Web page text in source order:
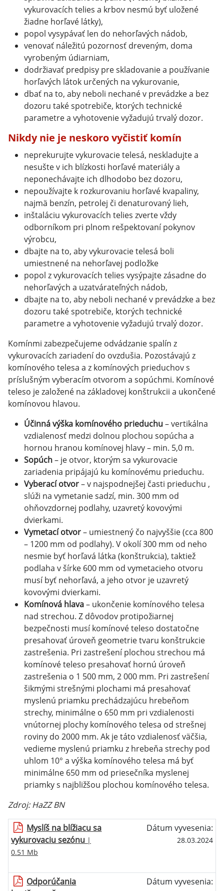
vykurovacích telies a krbov nesmú byť uložené
žiadne horľavé látky),
popol vysypávať len do nehorľavých nádob,
venovať náležitú pozornosť dreveným, doma
vyrobeným údiarniam,
dodržiavať predpisy pre skladovanie a používanie
horľavých látok určených na vykurovanie,
dbať na to, aby neboli nechané v prevádzke a bez
dozoru také spotrebiče, ktorých technické
parametre a vyhotovenie vyžadujú trvalý dozor.
Nikdy nie je neskoro vyčistiť komín
neprekurujte vykurovacie telesá, neskladujte a
nesušte v ich blízkosti horľavé materiály a
neponechávajte ich dlhodobo bez dozoru,
nepoužívajte k rozkurovaniu horľavé kvapaliny,
najmä benzín, petrolej či denaturovaný lieh,
inštaláciu vykurovacích telies zverte vždy
odborníkom pri plnom rešpektovaní pokynov
výrobcu,
dbajte na to, aby vykurovacie telesá boli
umiestnené na nehorľavej podložke
popol z vykurovacích telies vysýpajte zásadne do
nehorľavých a uzatvárateľných nádob,
dbajte na to, aby neboli nechané v prevádzke a bez
dozoru také spotrebiče, ktorých technické
parametre a vyhotovenie vyžadujú trvalý dozor.
Komínmi zabezpečujeme odvádzanie spalín z
vykurovacích zariadení do ovzdušia. Pozostávajú z
komínového telesa a z komínových prieduchov s
príslušným vyberacím otvorom a sopúchmi. Komínové
teleso je založené na základovej konštrukcii a ukončené
komínovou hlavou.
Účinná výška komínového prieduchu– vertikálna
vzdialenosť medzi dolnou plochou sopúcha a
hornou hranou komínovej hlavy – min. 5,0 m.
Sopúch– je otvor, ktorým sa vykurovacie
zariadenia pripájajú ku komínovému prieduchu.
Vyberací otvor– v najspodnejšej časti prieduchu ,
slúži na vymetanie sadzí, min. 300 mm od
ohňovzdornej podlahy, uzavretý kovovými
dvierkami.
Vymetací otvor– umiestnený čo najvyššie (cca 800
– 1200 mm od podlahy). V okolí 300 mm od neho
nesmie byť horľavá látka (konštrukcia), taktiež
podlaha v šírke 600 mm od vymetacieho otvoru
musí byť nehorľavá, a jeho otvor je uzavretý
kovovými dvierkami.
Komínová hlava– ukončenie komínového telesa
nad strechou. Z dôvodov protipožiarnej
bezpečnosti musí komínové teleso dostatočne
presahovať úroveň geometrie tvaru konštrukcie
zastrešenia. Pri zastrešení plochou strechou má
komínové teleso presahovať hornú úroveň
zastrešenia o 1 500 mm, 2 000 mm. Pri zastrešení
šikmými strešnými plochami má presahovať
myslenú priamku prechádzajúcu hrebeňom
strechy, minimálne o 650 mm pri vzdialenosti
vnútornej plochy komínového telesa od strešnej
roviny do 2000 mm. Ak je táto vzdialenosť väčšia,
vedieme myslenú priamku z hrebeňa strechy pod
uhlom 10° a výška komínového telesa má byť
minimálne 650 mm od priesečníka myslenej
priamky s najbližšou plochou komínového telesa.
Zdroj: HaZZ BN
Myslíš na blížiacu sa
vykurovaciu sezónu |
0.51 Mb
Dátum vyvesenia:
28.03.2024
Odporúčania
Dátum vyvesenia: